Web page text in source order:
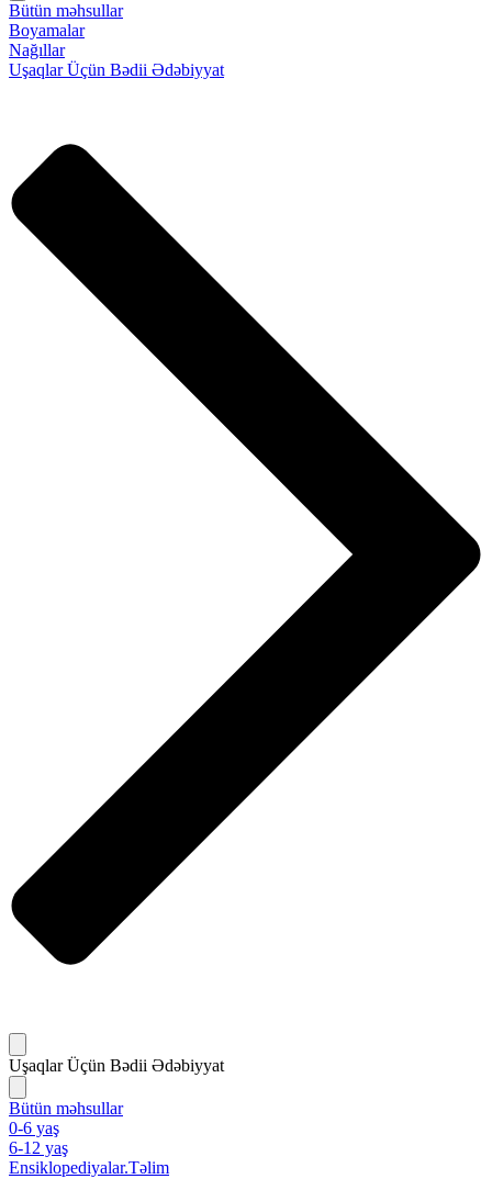
Bütün məhsullar
Boyamalar
Nağıllar
Uşaqlar Üçün Bədii Ədəbiyyat
Uşaqlar Üçün Bədii Ədəbiyyat
Bütün məhsullar
0-6 yaş
6-12 yaş
Ensiklopediyalar.Təlim